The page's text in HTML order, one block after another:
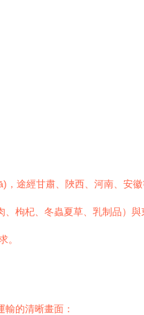
途經甘肅、陜西、河南、安
枸杞、冬蟲夏草、乳制品）與
。
的清晰畫面：